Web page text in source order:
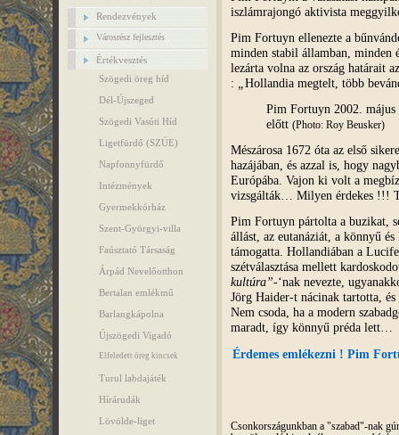
Rendezvények
Városrész fejlesztés
Értékvesztés
Szögedi öreg híd
Dél-Újszeged
Szögedi Vasúti Híd
Ligetfürdő (SZÚE)
Napfonnyfürdő
Intézmények
Gyermekkórház
Szent-Györgyi-villa
Faúsztató Társaság
Árpád Nevelőotthon
Bertalan emlékmű
Barlangkápolna
Újszögedi Vigadó
Elfeledett öreg kincsek
Turul labdajáték
Hírárudák
Lövölde-liget
iszlámrajongó aktivista
Pim Fortuyn ellenezte a
minden stabil államban, minden
lezárta volna az ország határait
:
Hollandia megtelt, több
Pim Fortuyn 2002.
előtt (Photo: Roy Beusker)
Mészárosa 1672 óta az első
hazájában, és azzal is, hogy
Európába. Vajon ki volt a
vizsgálták… Milyen érdekes !!!
Pim Fortuyn pártolta a buzikat,
állást, az eutanáziát, a könnyű
támogatta. Hollandiában a
szétválasztása mellett
kultúra”-‘nak nevezte,
Jörg Haider-t nácinak tartotta,
Nem csoda, ha a modern
maradt, így könnyű préda lett…
Érdemes emlékezni ! Pim
Csonkországunkban a "szabad"-nak